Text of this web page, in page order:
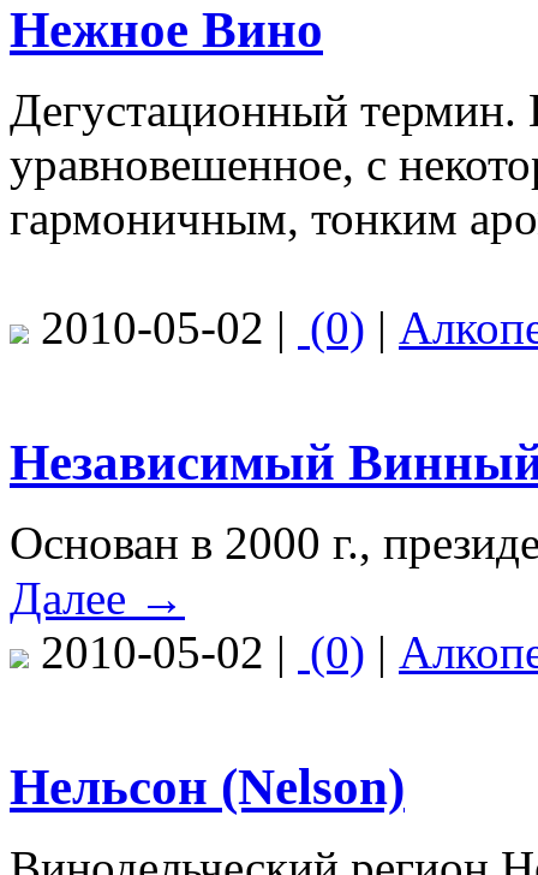
Нежное Вино
Дегустационный
уравновешенное, с
гармоничным, тонким
2010-05-02 | (0) |
Независимый
Основан в 2000 г.,
Далее →
2010-05-02 | (0) |
Нельсон (Nelson)